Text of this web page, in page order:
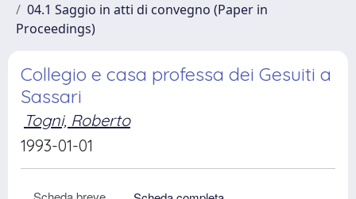
04.1 Saggio in atti di convegno (Paper in
Proceedings)
Collegio e casa professa dei Gesuiti a
Sassari
Togni, Roberto
1993-01-01